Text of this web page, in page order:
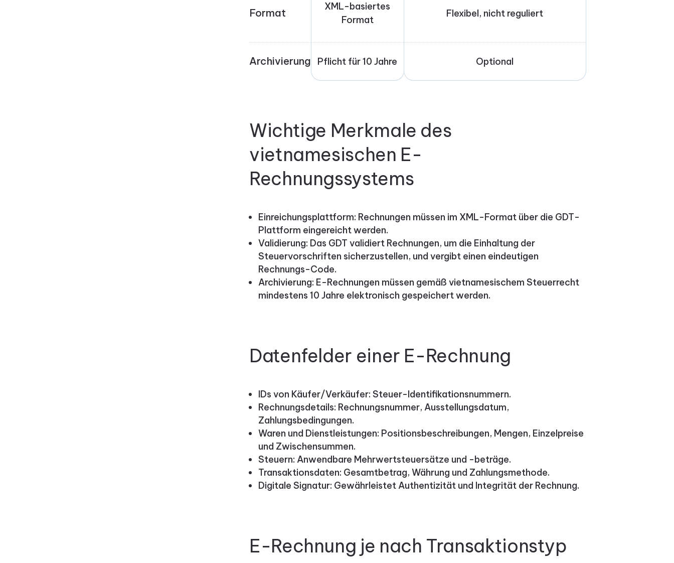
Format
XML-basiertes
Format
Flexibel, nicht reguliert
Archivierung Pflicht für 10 Jahre Optional
Wichtige Merkmale des
vietnamesischen E-
Rechnungssystems
Einreichungsplattform: Rechnungen müssen im XML-Format über die GDT-
Plattform eingereicht werden.
Validierung: Das GDT validiert Rechnungen, um die Einhaltung der
Steuervorschriften sicherzustellen, und vergibt einen eindeutigen
Rechnungs-Code.
Archivierung: E-Rechnungen müssen gemäß vietnamesischem Steuerrecht
mindestens 10 Jahre elektronisch gespeichert werden.
Datenfelder einer E-Rechnung
IDs von Käufer/Verkäufer: Steuer-Identifikationsnummern.
Rechnungsdetails: Rechnungsnummer, Ausstellungsdatum,
Zahlungsbedingungen.
Waren und Dienstleistungen: Positionsbeschreibungen, Mengen, Einzelpreise
und Zwischensummen.
Steuern: Anwendbare Mehrwertsteuersätze und -beträge.
Transaktionsdaten: Gesamtbetrag, Währung und Zahlungsmethode.
Digitale Signatur: Gewährleistet Authentizität und Integrität der Rechnung.
E-Rechnung je nach Transaktionstyp